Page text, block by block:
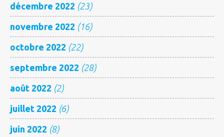
décembre 2022 (23)
novembre 2022 (16)
octobre 2022 (22)
septembre 2022 (28)
août 2022 (2)
juillet 2022 (6)
juin 2022 (8)